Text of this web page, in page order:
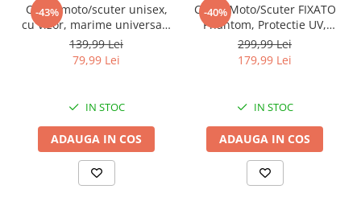
-43%
Casca moto/scuter unisex,
cu vizor, marime universala
55-60cm, gri, FIXATO
139,99 Lei
79,99 Lei
IN STOC
ADAUGA IN COS
-40%
Casca Moto/Scuter FIXATO
Phantom, Protectie UV,
Viziera Dubla, Ventilatie
buna si permeabilitate la
aer, Marime universala 59-
299,99 Lei
179,99 Lei
IN STOC
ADAUGA IN COS